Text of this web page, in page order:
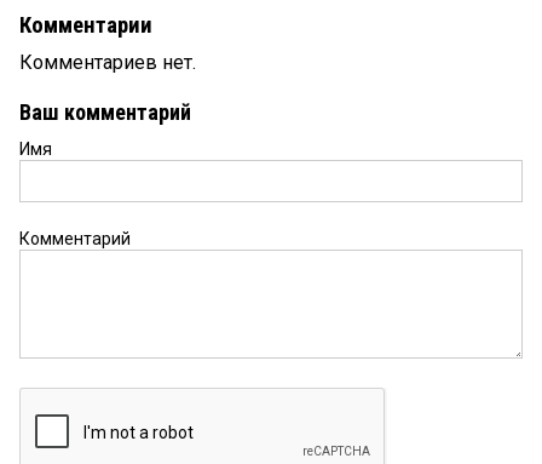
Комментарии
Комментариев нет.
Ваш комментарий
Имя
Комментарий